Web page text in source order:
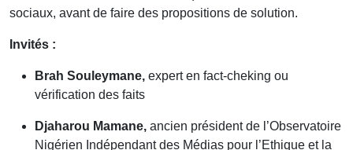
sociaux, avant de faire des propositions de solution.
Invités :
Brah Souleymane, expert en fact-cheking ou
vérification des faits
Djaharou Mamane, ancien président de l’Observatoire
Nigérien Indépendant des Médias pour l’Ethique et la